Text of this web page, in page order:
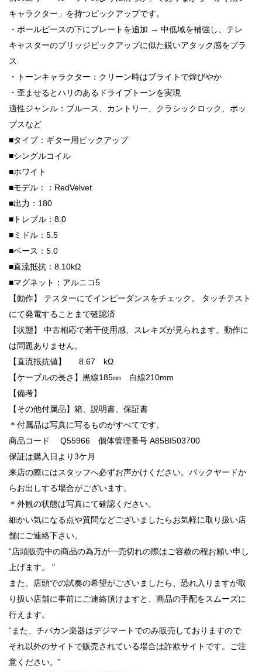
キャラクター」を持つピックアップです。
・ポールピースの下にプレートを追加 → 中低域を補強し、テレ
キャスターのブリッジピックアップに似た鋭いアタック感をプラ
ス
・トーンキャラクター：クリーン時はブライトで煌びやか
・歪ませるとハリのあるドライブトーンを実現
適性ジャンル：ブルース、カントリー、クラシックロック、ポッ
プスなど
■タイプ：ギター用ピックアップ
■シングルコイル
■ホワイト
■モデル：：RedVelvet
■出力：180
■トレブル：8.0
■ミドル：5.5
■ベース：5.0
■直流抵抗：8.10kΩ
■マグネット：アルニコ5
【動作】 テスターにてインピーダンスをチェック。 タッチテスト
にて発電することまで確認済
【状態】 中古相応で若干使用感、スレキズが見られます。動作に
は問題ありません。
【直流抵抗値】 8.67 kΩ
【ケーブルの長さ】黒線185㎜ 白線210mm
【備考】
【その他付属品】箱、説明書、保証書
＊付属品は写真に写るものがすべてです。
商品コード Q55966 個体管理番号 A85BI503700
保証は購入日より3ケ月
来店の際にはスタッフへ必ずお声かけください。バックヤードか
らお出しする場合がございます。
＊外観の状態は写真にて確認ください。
細かい気になる点や質問などございましたらお気軽に取り扱い店
舗にご連絡下さい。
“店頭販売中の商品の為万が一売切れの際はご容赦の程お願い申し
上げます。 ”
また、店頭での試奏の希望がございましたら、恐れ入りますが取
り扱い店舗に事前にご連絡頂けますと、商品の手配をスムーズに
行えます。
“また、チバカン楽器はデジマートでのみ販売しておりますので
それ以外のサイトで販売されている場合は詐欺サイトです。ご注
意ください。”